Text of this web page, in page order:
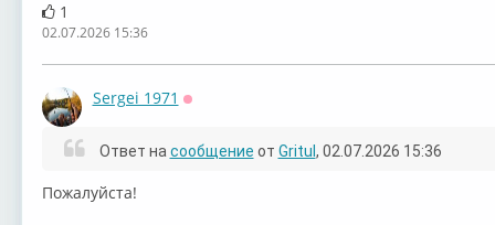
1
02.07.2026 15:36
Sergei 1971
Ответ на сообщение от Gritul , 02.07.2026 15:36
Пожалуйста!